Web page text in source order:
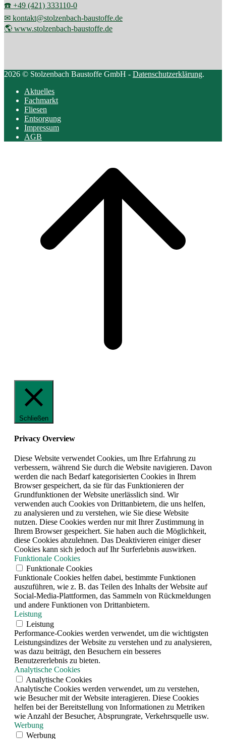
☎️ +49 (421) 333110-0
✉ kontakt@stolzenbach-baustoffe.de
🌎 www.stolzenbach-baustoffe.de
2026 © Stolzenbach Baustoffe GmbH - Datenschutzerklärung.
Aktuelles
Fachmarkt
Fliesen
Entsorgung
Impressum
AGB
Schließen
Privacy Overview
Diese Website verwendet Cookies, um Ihre Erfahrung zu
verbessern, während Sie durch die Website navigieren. Davon
werden die nach Bedarf kategorisierten Cookies in Ihrem
Browser gespeichert, da sie für das Funktionieren der
Grundfunktionen der Website unerlässlich sind. Wir
verwenden auch Cookies von Drittanbietern, die uns helfen,
zu analysieren und zu verstehen, wie Sie diese Website
nutzen. Diese Cookies werden nur mit Ihrer Zustimmung in
Ihrem Browser gespeichert. Sie haben auch die Möglichkeit,
diese Cookies abzulehnen. Das Deaktivieren einiger dieser
Cookies kann sich jedoch auf Ihr Surferlebnis auswirken.
Funktionale Cookies
Funktionale Cookies
Funktionale Cookies helfen dabei, bestimmte Funktionen
auszuführen, wie z. B. das Teilen des Inhalts der Website auf
Social-Media-Plattformen, das Sammeln von Rückmeldungen
und andere Funktionen von Drittanbietern.
Leistung
Leistung
Performance-Cookies werden verwendet, um die wichtigsten
Leistungsindizes der Website zu verstehen und zu analysieren,
was dazu beiträgt, den Besuchern ein besseres
Benutzererlebnis zu bieten.
Analytische Cookies
Analytische Cookies
Analytische Cookies werden verwendet, um zu verstehen,
wie Besucher mit der Website interagieren. Diese Cookies
helfen bei der Bereitstellung von Informationen zu Metriken
wie Anzahl der Besucher, Absprungrate, Verkehrsquelle usw.
Werbung
Werbung